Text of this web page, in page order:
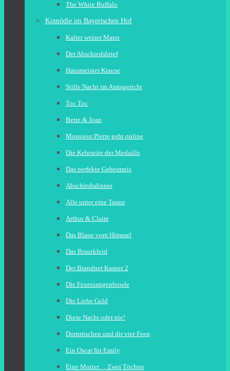
The White Buffalo
Komödie im Bayerischen Hof
Kalter weiser Mann
Der Abschiedsbrief
Hausmeister Krause
Stille Nacht im Amtsgericht
Toc Toc
Bette & Joan
Monsieur Pierre geht online
Die Kehrseite der Medaille
Das perfekte Geheimnis
Abschiedsdinner
Alle unter eine Tanne
Arthur & Claire
Das Blaue vom Himmel
Das Brautkleid
Der Brandner Kasper 2
Die Feuerzangenbowle
Die Liebe Geld
Diese Nacht oder nie!
Dornröschen und dir vier Feen
Ein Oscar für Emily
Eine Mutter… Zwei Töchter